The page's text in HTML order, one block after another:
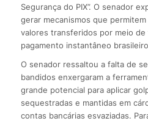
Segurança do PIX”. O senador
gerar mecanismos que
valores transferidos por meio
pagamento instantâneo
O senador ressaltou a falta de
bandidos enxergaram a
grande potencial para aplicar
sequestradas e mantidas em
contas bancárias esvaziadas.